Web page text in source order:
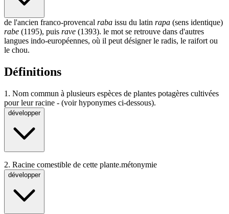
de l'ancien franco-provencal raba issu du latin rapa (sens identique)
rabe (1195), puis rave (1393). le mot se retrouve dans d'autres
langues indo-européennes, où il peut désigner le radis, le raifortou
le chou.
Définitions
1. Nom commun à plusieurs espèces de plantes potagères cultivées
pour leur racine - (voir hyponymes ci-dessous).
développer
2. Racine comestible de cette plante.métonymie
développer